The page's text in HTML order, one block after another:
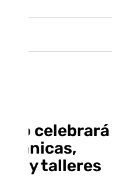
celebrará
y talleres